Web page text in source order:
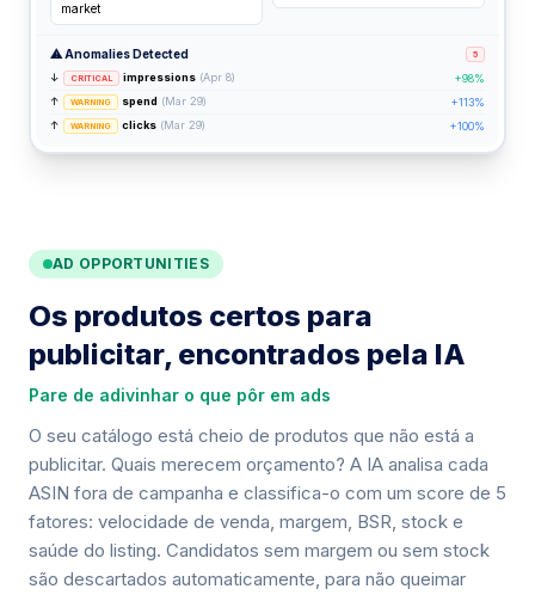
market
⚠ Anomalies Detected 5
↓ CRITICAL impressions (Apr 8)
+98%
↑
WARNING spend (Mar 29)
+113%
↑
WARNING clicks (Mar 29) +100%
AD OPPORTUNITIES
Os produtos certos para
publicitar, encontrados pela IA
Pare de adivinhar o que pôr em ads
O seu catálogo está cheio de produtos que não está a
publicitar. Quais merecem orçamento? A IA analisa cada
ASIN fora de campanha e classifica-o com um score de 5
fatores: velocidade de venda, margem, BSR, stock e
saúde do listing. Candidatos sem margem ou sem stock
são descartados automaticamente, para não queimar